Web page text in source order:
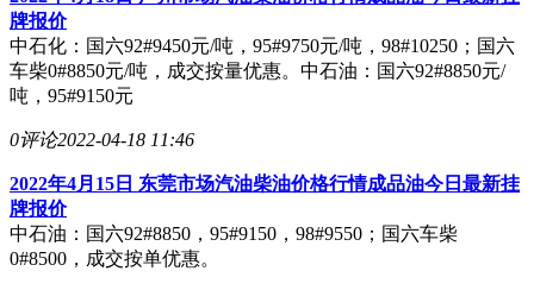
牌报价
中石化：国六92#9450元/吨，95#9750元/吨，98#10250；国六
车柴0#8850元/吨，成交按量优惠。中石油：国六92#8850元/
吨，95#9150元
0评论2022-04-18 11:46
2022年4月15日 东莞市场汽油柴油价格行情成品油今日最新挂
牌报价
中石油：国六92#8850，95#9150，98#9550；国六车柴
0#8500，成交按单优惠。